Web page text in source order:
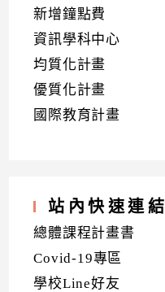
新增鐘點費
資訊學科中心
均質化計畫
優質化計畫
國際教育計畫
站內快速連結
總體課程計畫書
Covid-19專區
學校Line好友